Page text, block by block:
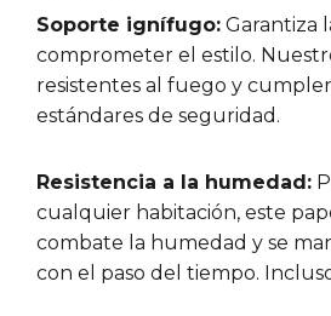
Soporte ignífugo: Garantiza
comprometer el estilo.
resistentes al fuego y
estándares de seguridad.
Resistencia a la humedad:
cualquier habitación, este
combate la humedad y se
con el paso del tiempo.